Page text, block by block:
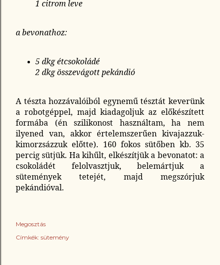
1 citrom leve
a bevonathoz:
5 dkg étcsokoládé
2 dkg összevágott pekándió
A tészta hozzávalóiból egynemű tésztát keverünk
a robotgéppel, majd kiadagoljuk az előkészített
formába (én szilikonost használtam, ha nem
ilyened van, akkor értelemszerűen kivajazzuk-
kimorzsázzuk előtte). 160 fokos sütőben kb. 35
percig sütjük. Ha kihűlt, elkészítjük a bevonatot: a
csokoládét felolvasztjuk, belemártjuk a
sütemények tetejét, majd megszórjuk
pekándióval.
Megosztás
Címkék: sütemény